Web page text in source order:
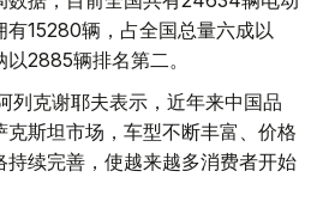
15280辆，占全国总量六成以
2885辆排名第二。
列克谢耶夫表示，近年来中国品
斯坦市场，车型不断丰富、价格
续完善，使越来越多消费者开始